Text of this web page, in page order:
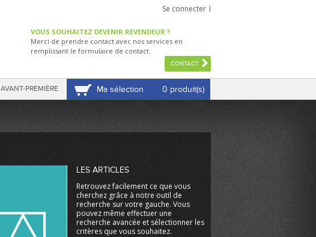
Se connecter
VOUS SOUHAITEZ DEVENIR REVENDEUR ?
Merci de prendre contact avec nos services en
remplissant le formulaire de contact.
CONTACT
AVANT-PREMIÈRE Ma sélection 0 produit(s)
LES ARTICLES
Retrouvez facilement ce que vous
cherchez grâce à notre outil de
recherche sur votre gauche. Vous
pouvez même effectuer une
recherche avancée et sélectionner les
critères que vous souhaitez.